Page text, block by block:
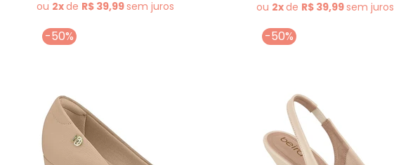
ou 2xde R$ 39,99sem juros ou 2xde R$ 39,99sem juros
-50% -50%